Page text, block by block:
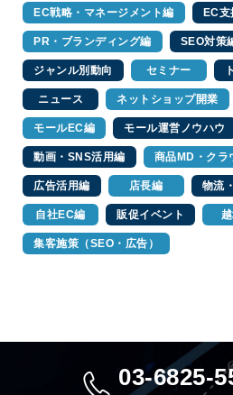
EC戦略・マネージメント編 EC支
PR・ブランディング編 SEO対策
ジャンル別動向 セミナー
ニュース ネットショップ開業
モールEC編 モール運営ノウハウ
動画・SNS活用編 商品MD・クラ
広告活用編 店長編 物流
自社EC編 販促イベント
集客施策（SEO・広告）
03-6825-